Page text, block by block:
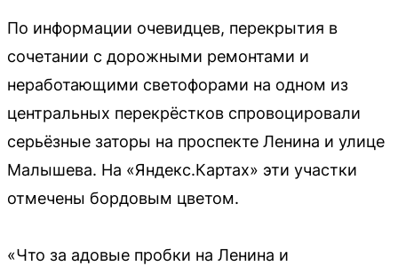
По информации очевидцев, перекрытия в
сочетании с дорожными ремонтами и
неработающими светофорами на одном из
центральных перекрёстков спровоцировали
серьёзные заторы на проспекте Ленина и улице
Малышева. На «Яндекс.Картах» эти участки
отмечены бордовым цветом.
«Что за адовые пробки на Ленина и